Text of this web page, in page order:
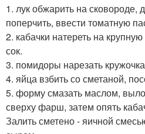
1. лук обжарить на сковороде,
поперчить, ввести томатную
2. кабачки натереть на
сок.
3. помидоры нарезать
4. яйца взбить со сметаной,
5. форму смазать маслом,
сверху фарш, затем опять
Залить сметено - яичной